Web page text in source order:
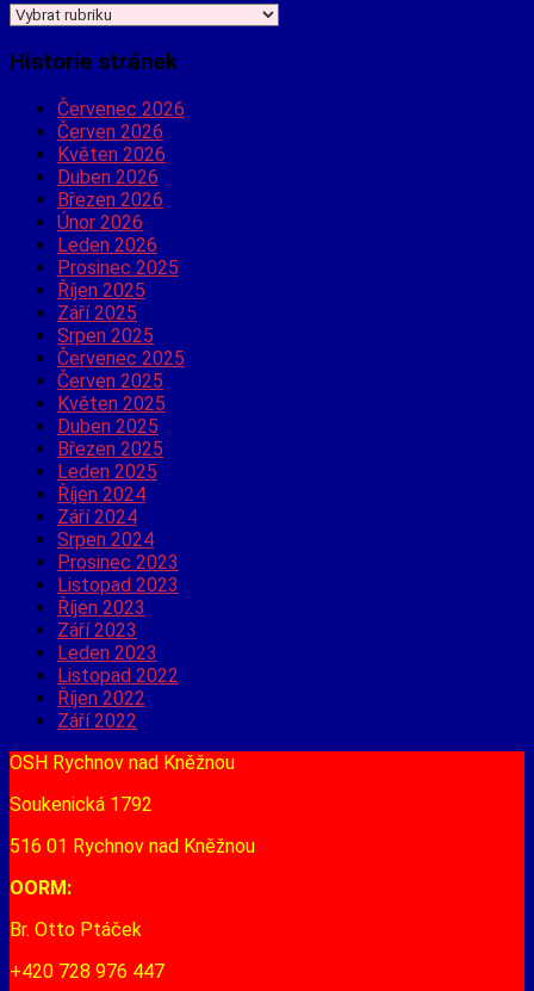
Jaké
hledáte?
Historie stránek
Červenec 2026
Červen 2026
Květen 2026
Duben 2026
Březen 2026
Únor 2026
Leden 2026
Prosinec 2025
Říjen 2025
Září 2025
Srpen 2025
Červenec 2025
Červen 2025
Květen 2025
Duben 2025
Březen 2025
Leden 2025
Říjen 2024
Září 2024
Srpen 2024
Prosinec 2023
Listopad 2023
Říjen 2023
Září 2023
Leden 2023
Listopad 2022
Říjen 2022
Září 2022
OSH Rychnov nad Kněžnou
Soukenická 1792
516 01 Rychnov nad Kněžnou
OORM:
Br. Otto Ptáček
+420 728 976 447